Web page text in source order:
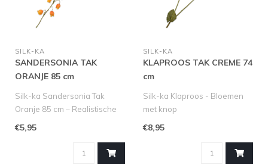
SILK-KA
SANDERSONIA TAK
ORANJE 85 cm
Silk-ka Sandersonia Tak
Oranje 85 cm – Realistische
€5,95
SILK-KA
KLAPROOS TAK CREME 74
cm
Silk-ka Klaproos - Bloemen
met knop
€8,95